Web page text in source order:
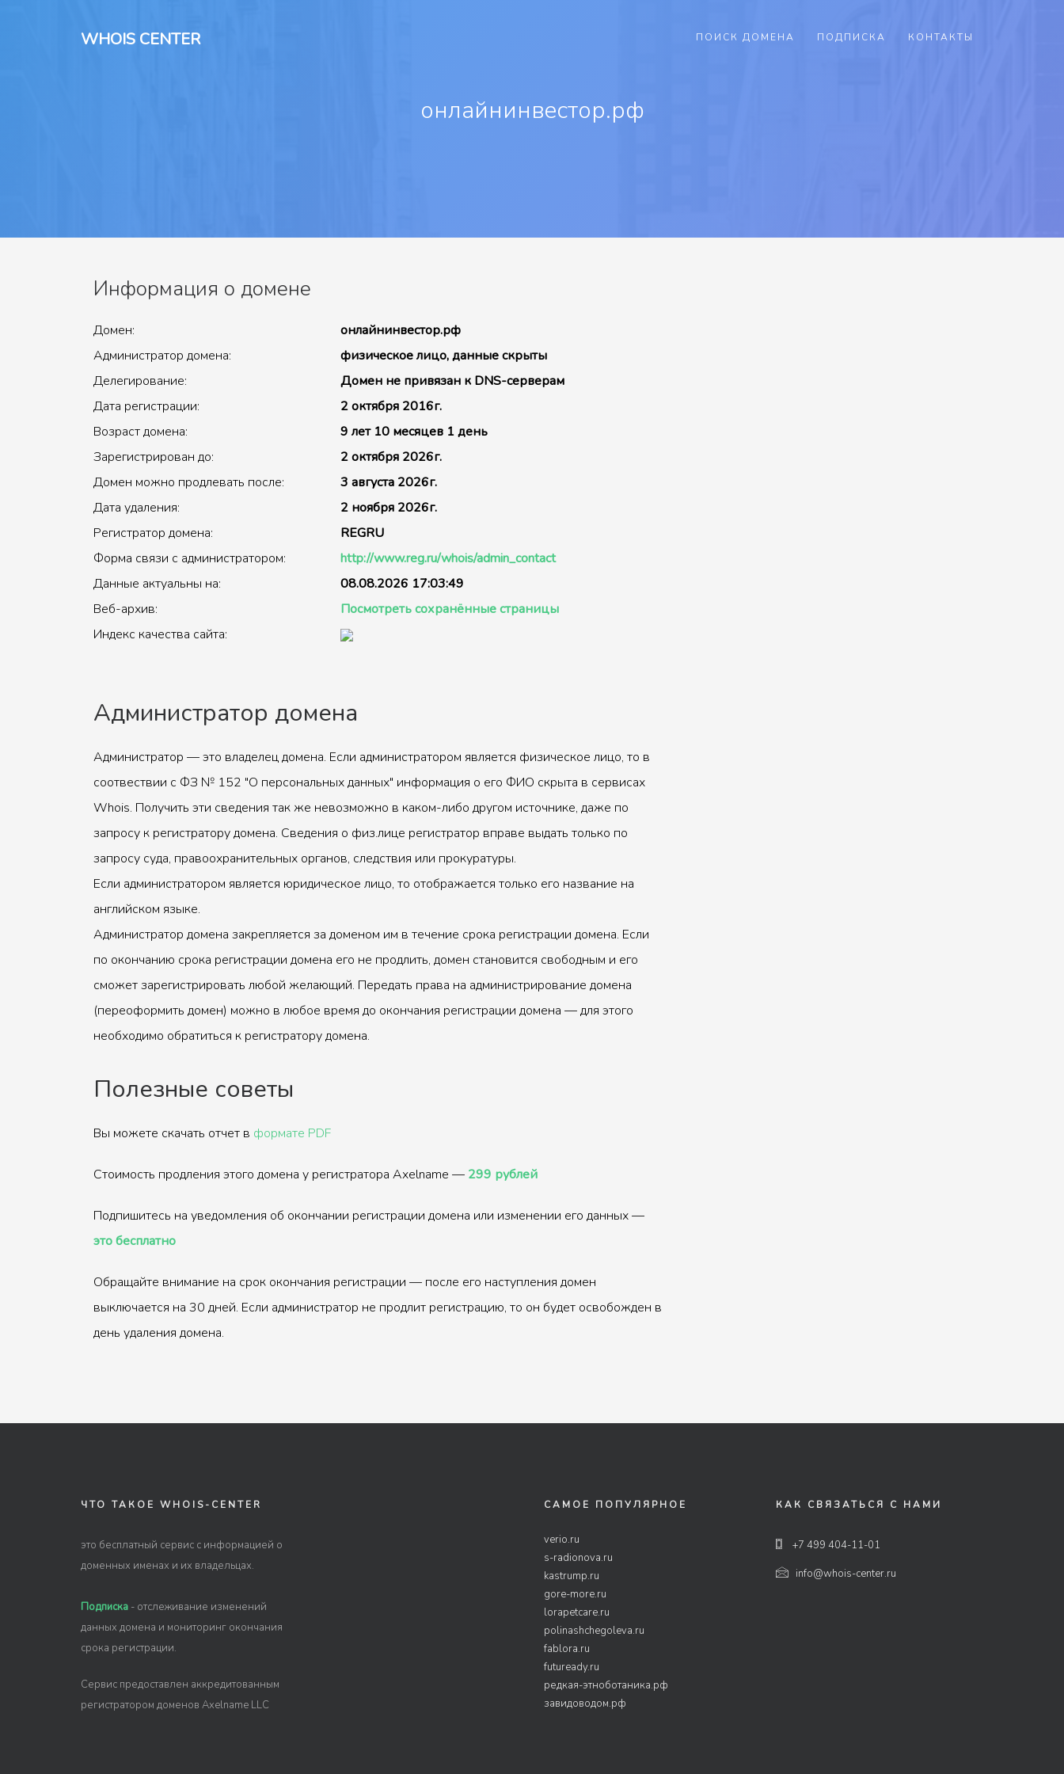
WHOIS CENTER ПОИСК ДОМЕНА ПОДПИСКА КОНТАКТЫ
онлайнинвестор.рф
Информация о домене
Домен:
онлайнинвестор.рф
Администратор домена:
физическое лицо, данные скрыты
Делегирование:
Домен не привязан к DNS-серверам
Дата регистрации:
2 октября 2016г.
Возраст домена:
9 лет 10 месяцев 1 день
Зарегистрирован до:
2 октября 2026г.
Домен можно продлевать после:
3 августа 2026г.
Дата удаления:
2 ноября 2026г.
Регистратор домена:
REGRU
Форма связи с администратором:
http://www.reg.ru/whois/admin_contact
Данные актуальны на:
08.08.2026 17:03:49
Веб-архив:
Посмотреть сохранённые страницы
Индекс качества сайта:
Администратор домена
Администратор — это владелец домена. Если администратором является физическое лицо, то в
соотвествии с ФЗ № 152 "О персональных данных" информация о его ФИО скрыта в сервисах
Whois. Получить эти сведения так же невозможно в каком-либо другом источнике, даже по
запросу к регистратору домена. Сведения о физ.лице регистратор вправе выдать только по
запросу суда, правоохранительных органов, следствия или прокуратуры.
Если администратором является юридическое лицо, то отображается только его название на
английском языке.
Администратор домена закрепляется за доменом им в течение срока регистрации домена. Если
по окончанию срока регистрации домена его не продлить, домен становится свободным и его
сможет зарегистрировать любой желающий. Передать права на администрирование домена
(переоформить домен) можно в любое время до окончания регистрации домена — для этого
необходимо обратиться к регистратору домена.
Полезные советы
Вы можете скачать отчет в формате PDF
Стоимость продления этого домена у регистратора Axelname — 299 рублей
Подпишитесь на уведомления об окончании регистрации домена или изменении его данных —
это бесплатно
Обращайте внимание на срок окончания регистрации — после его наступления домен
выключается на 30 дней. Если администратор не продлит регистрацию, то он будет освобожден в
день удаления домена.
ЧТО ТАКОЕ WHOIS-CENTER
это бесплатный сервис с информацией о
доменных именах и их владельцах.
Подписка - отслеживание изменений
данных домена и мониторинг окончания
срока регистрации.
Сервис предоставлен аккредитованным
регистратором доменов Axelname LLC
САМОЕ ПОПУЛЯРНОЕ
verio.ru
s-radionova.ru
kastrump.ru
gore-more.ru
lorapetcare.ru
polinashchegoleva.ru
fablora.ru
futuready.ru
редкая-этноботаника.рф
завидоводом.рф
КАК СВЯЗАТЬСЯ С НАМИ
+7 499 404-11-01
info@whois-center.ru